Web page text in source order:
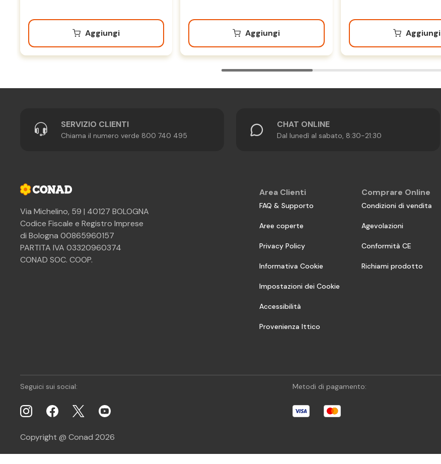
Aggiungi Aggiungi Aggiungi
SERVIZIO CLIENTI
Chiama il numero verde 800 740 495
CHAT ONLINE
Dal lunedì al sabato, 8:30-21:30
Via Michelino, 59 | 40127 BOLOGNA
Codice Fiscale e Registro Imprese
di Bologna 00865960157
PARTITA IVA 03320960374
CONAD SOC. COOP.
Area Clienti
FAQ & Supporto
Aree coperte
Privacy Policy
Informativa Cookie
Impostazioni dei Cookie
Accessibilità
Provenienza Ittico
Comprare Online
Condizioni di vendita
Agevolazioni
Conformità CE
Richiami prodotto
Seguici sui social: Metodi di pagamento:
Copyright @ Conad 2026